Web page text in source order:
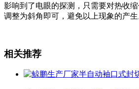
影响到了电眼的探测，只需要对热收
调整为斜角即可，避免以上现象的产生
相关推荐